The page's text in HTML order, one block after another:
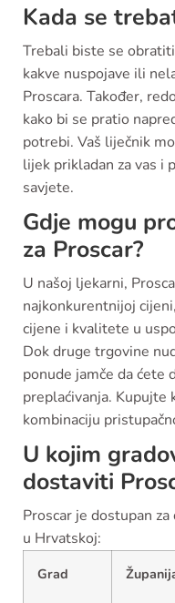
Kada se
Trebali biste se
kakve nuspojave ili
Proscara. Također,
kako bi se pratio
potrebi. Vaš liječnik
lijek prikladan za vas i
savjete.
Gdje mogu
za Proscar?
U našoj ljekarni,
najkonkurentnijoj
cijene i kvalitete u
Dok druge trgovine
ponude jamče da ćete
preplaćivanja. Kupujte
kombinaciju
U kojim
dostaviti
Proscar je dostupan
u Hrvatskoj:
Grad